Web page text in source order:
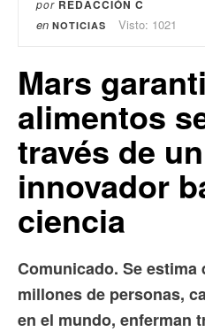
por REDACCIÓN C
en NOTICIAS Visto: 1021
Mars
alimentos
través de
innovador
ciencia
Comunicado. Se estima
millones de personas,
en el mundo, enferman